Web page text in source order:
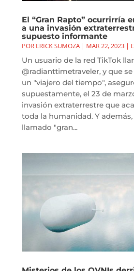
El “Gran Rapto” ocurrirría
a una invasión
supuesto informante
POR ERICK SUMOZA| MAR 22, 2023|
Un usuario de la red TikTok
@radianttimetraveler, y que
un "viajero del tiempo",
supuestamente, el 23 de
invasión extraterrestre que
toda la humanidad. Y
llamado "gran...